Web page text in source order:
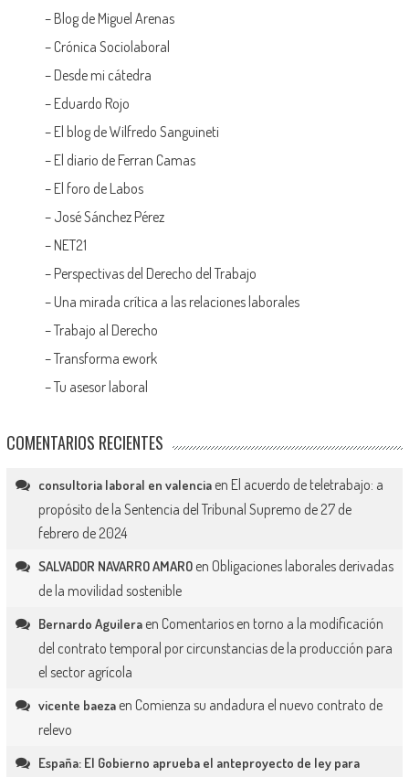
– Blog de Miguel Arenas
– Crónica Sociolaboral
– Desde mi cátedra
– Eduardo Rojo
– El blog de Wilfredo Sanguineti
– El diario de Ferran Camas
– El foro de Labos
– José Sánchez Pérez
– NET21
– Perspectivas del Derecho del Trabajo
– Una mirada crítica a las relaciones laborales
–Trabajo al Derecho
–Transforma ework
–Tu asesor laboral
COMENTARIOS RECIENTES
consultoria laboral en valenciaen El acuerdo de teletrabajo: a
propósito de la Sentencia del Tribunal Supremo de 27 de
febrero de 2024
SALVADOR NAVARRO AMAROen Obligaciones laborales derivadas
de la movilidad sostenible
Bernardo Aguileraen Comentarios en torno a la modificación
del contrato temporal por circunstancias de la producción para
el sector agrícola
vicente baezaen Comienza su andadura el nuevo contrato de
relevo
España: El Gobierno aprueba el anteproyecto de ley para